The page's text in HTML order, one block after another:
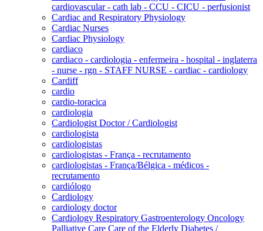
cardiovascular - cath lab - CCU - CICU - perfusionist
Cardiac and Respiratory Physiology
Cardiac Nurses
Cardiac Physiology
cardiaco
cardiaco - cardiologia - enfermeira - hospital - inglaterra
- nurse - rgn - STAFF NURSE - cardiac - cardiology
Cardiff
cardio
cardio-toracica
cardiologia
Cardiologist Doctor / Cardiologist
cardiologista
cardiologistas
cardiologistas - França - recrutamento
cardiologistas - França/Bélgica - médicos -
recrutamento
cardiólogo
Cardiology
cardiology doctor
Cardiology Respiratory Gastroenterology Oncology
Palliative Care Care of the Elderly Diabetes /